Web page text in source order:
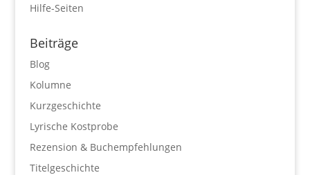
Hilfe-Seiten
Beiträge
Blog
Kolumne
Kurzgeschichte
Lyrische Kostprobe
Rezension & Buchempfehlungen
Titelgeschichte